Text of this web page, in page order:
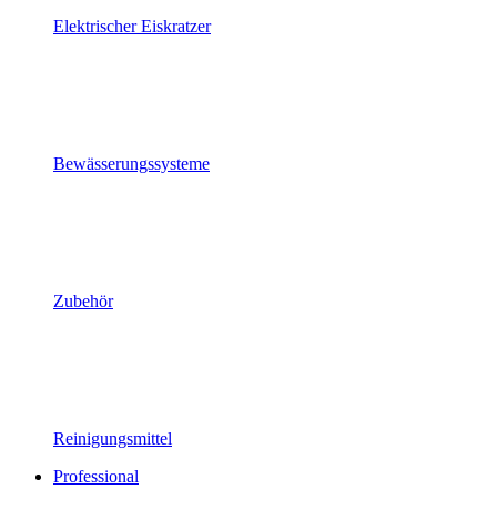
Elektrischer Eiskratzer
Bewässerungssysteme
Zubehör
Reinigungsmittel
Professional